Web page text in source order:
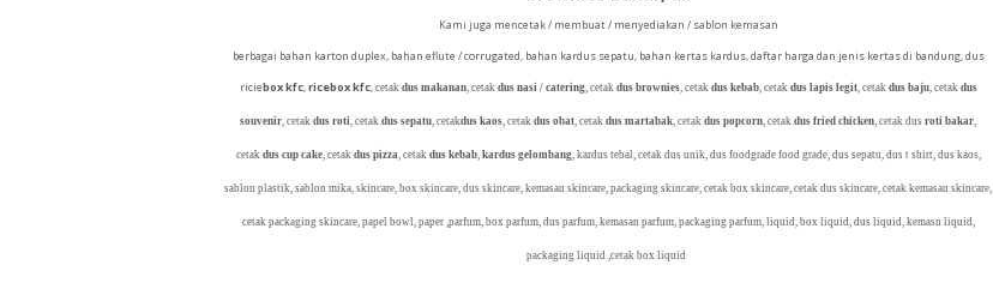
Kami juga mencetak / membuat / menyediakan / sablon kemasan
berbagai bahan karton duplex, bahan eflute / corrugated, bahan kardus sepatu, bahan kertas kardus, daftar harga dan jenis kertas di bandung, dus
riciebox kfc,ricebox kfc, cetak dus makanan, cetak dus nasi / catering, cetak dus brownies, cetak dus kebab, cetak dus lapis legit, cetak dus baju, cetak dus
souvenir, cetak dus roti, cetak dus sepatu, cetakdus kaos, cetak dus obat, cetak dus martabak, cetak dus popcorn, cetak dus fried chicken, cetak dus roti bakar,
cetak dus cup cake, cetak dus pizza, cetak dus kebab, kardus gelombang, kardus tebal, cetak dus unik, dus foodgrade food grade, dus sepatu, dus t shirt, dus kaos,
sablon plastik, sablon mika, skincare, box skincare, dus skincare, kemasan skincare, packaging skincare, cetak box skincare, cetak dus skincare, cetak kemasan skincare,
cetak packaging skincare, papel bowl, paper ,parfum, box parfum, dus parfum, kemasan parfum, packaging parfum, liquid, box liquid, dus liquid, kemasn liquid,
packaging liquid ,cetak box liquid